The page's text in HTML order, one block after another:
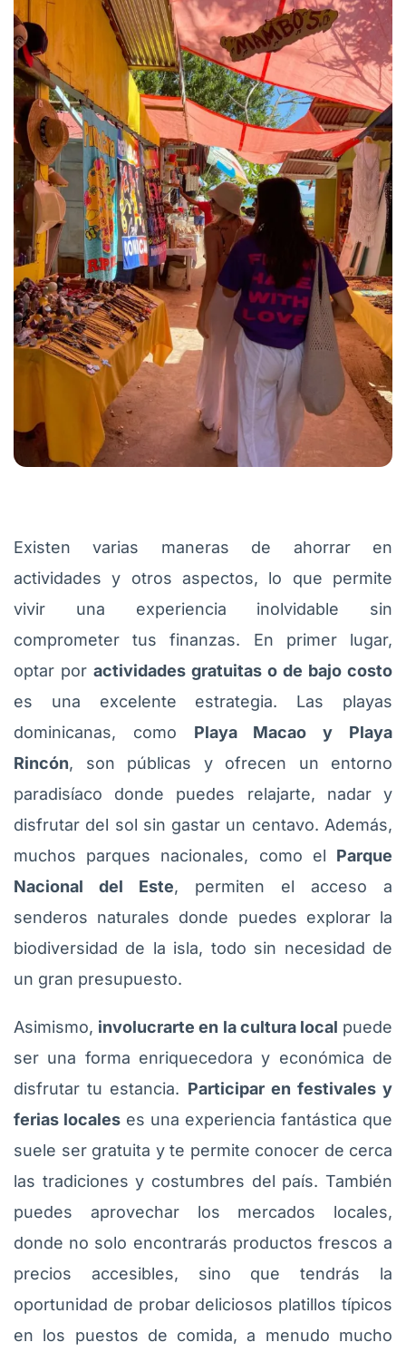
Existen varias maneras de ahorrar en
actividades y otros aspectos, lo que permite
vivir una experiencia inolvidable sin
comprometer tus finanzas. En primer lugar,
optar por actividades gratuitas o de bajo costo
es una excelente estrategia. Las playas
dominicanas, como Playa Macao y Playa
Rincón, son públicas y ofrecen un entorno
paradisíaco donde puedes relajarte, nadar y
disfrutar del sol sin gastar un centavo. Además,
muchos parques nacionales, como el Parque
Nacional del Este, permiten el acceso a
senderos naturales donde puedes explorar la
biodiversidad de la isla, todo sin necesidad de
un gran presupuesto.
Asimismo, involucrarte en la cultura local puede
ser una forma enriquecedora y económica de
disfrutar tu estancia. Participar en festivales y
ferias locales es una experiencia fantástica que
suele ser gratuita y te permite conocer de cerca
las tradiciones y costumbres del país. También
puedes aprovechar los mercados locales,
donde no solo encontrarás productos frescos a
precios accesibles, sino que tendrás la
oportunidad de probar deliciosos platillos típicos
en los puestos de comida, a menudo mucho